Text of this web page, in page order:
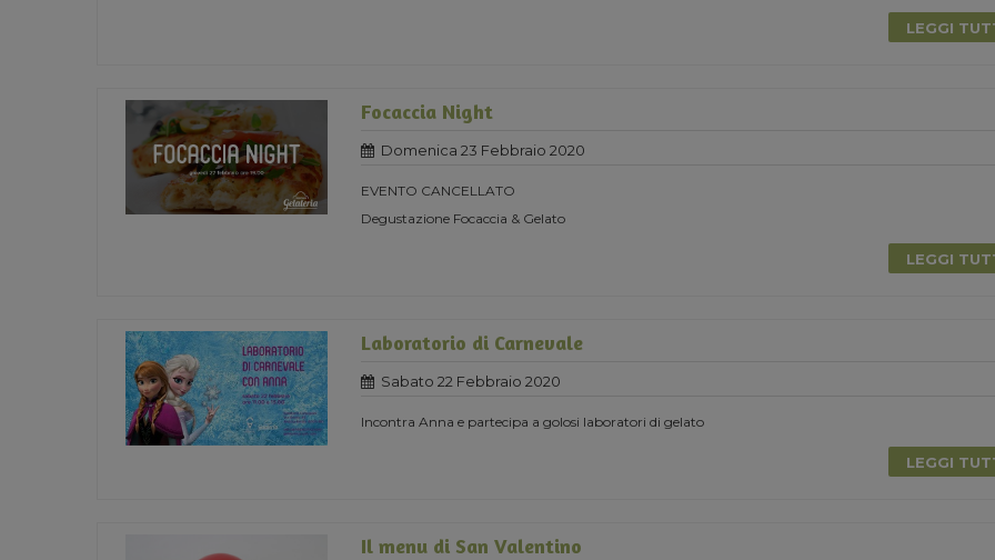
LEGGI
Focaccia Night
Domenica 23 Febbraio 2020
EVENTO CANCELLATO
Degustazione Focaccia & Gelato
LEGGI
Laboratorio di Carnevale
Sabato 22 Febbraio 2020
Incontra Anna e partecipa a golosi laboratori di gelato
LEGGI
Il menu di San Valentino